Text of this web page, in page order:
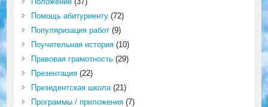
Помощь абитуриенту(72)
Популяризация работ(9)
Поучительная история(10)
Правовая грамотность(29)
Презентация(22)
Президентская школа(21)
Программы / приложения(7)